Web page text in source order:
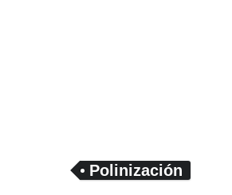
Polinización